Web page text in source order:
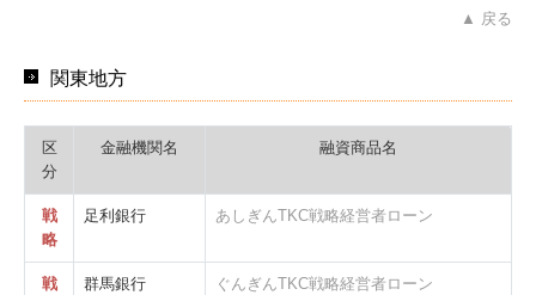
▲ 戻る
関東地方
区
分
金融機関名 融資商品名
戦
略
足利銀行 あしぎんTKC戦略経営者ローン
戦
群馬銀行 ぐんぎんTKC戦略経営者ローン